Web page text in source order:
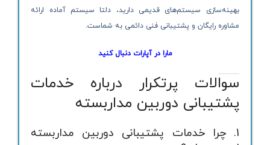
بهینه‌سازی سیستم‌های قدیمی دارید، دلتا سیستم آماده ارائه
مشاوره رایگان و پشتیبانی فنی دائمی به شماست.
مارا در آپارات دنبال کنید
سوالات پرتکرار درباره خدمات
پشتیبانی دوربین مداربسته
1. چرا خدمات پشتیبانی دوربین مداربسته